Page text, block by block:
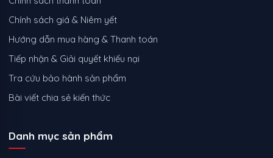
Chính sách giá & Niêm yết
Hướng dẫn mua hàng & Thanh toán
Tiếp nhận & Giải quyết khiếu nại
Tra cứu bảo hành sản phẩm
Bài viết chia sẻ kiến thức
Danh mục sản phẩm